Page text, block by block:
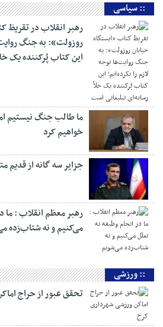
:: سیاسی
رهبر انقلاب در تقریظ
روزولت»: به جنگ
این کتاب پُرکننده‌ یک
ما طالب جنگ نیستیم
خواهیم کرد
جزایر سه گانه از قدیم
رهبر معظم انقلاب : ما
می‌کنیم و نه شتاب‌زده
:: ورزشی
تحقق عبور از حراج